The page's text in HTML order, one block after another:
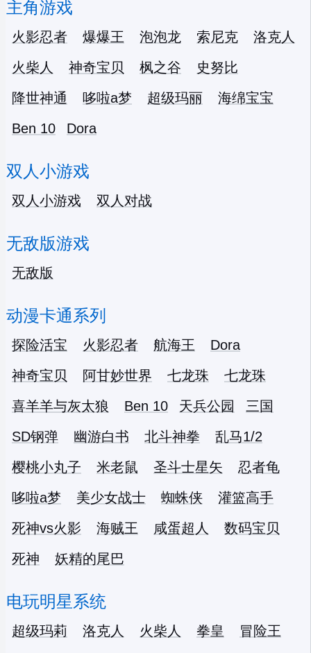
主角游戏
火影忍者 爆爆王 泡泡龙 索尼克
洛克人
火柴人
神奇宝贝 枫之谷
史努比
降世神通
哆啦a梦 超级玛丽
海绵宝宝
Ben 10
Dora
双人小游戏
双人小游戏 双人对战
无敌版游戏
无敌版
动漫卡通系列
探险活宝 火影忍者 航海王
Dora
神奇宝贝
阿甘妙世界 七龙珠
七龙珠
喜羊羊与灰太狼
Ben 10 天兵公园
三国
SD钢弹
幽游白书 北斗神拳
乱马1/2
樱桃小丸子
米老鼠 圣斗士星矢
忍者龟
哆啦a梦
美少女战士 蜘蛛侠
灌篮高手
死神vs火影
海贼王 咸蛋超人
数码宝贝
死神
妖精的尾巴
电玩明星系统
超级玛莉 洛克人 火柴人 拳皇
冒险王